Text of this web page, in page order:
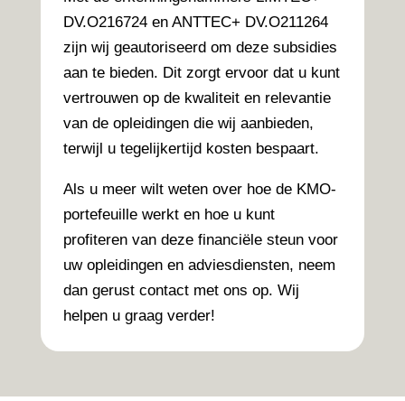
DV.O216724 en ANTTEC+ DV.O211264
zijn wij geautoriseerd om deze subsidies
aan te bieden. Dit zorgt ervoor dat u kunt
vertrouwen op de kwaliteit en relevantie
van de opleidingen die wij aanbieden,
terwijl u tegelijkertijd kosten bespaart.
Als u meer wilt weten over hoe de KMO-
portefeuille werkt en hoe u kunt
profiteren van deze financiële steun voor
uw opleidingen en adviesdiensten, neem
dan gerust contact met ons op. Wij
helpen u graag verder!